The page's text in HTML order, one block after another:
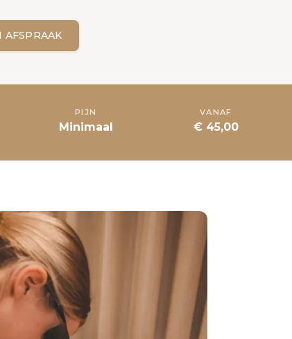
AFSPRAAK
PIJN
Minimaal
VANAF
€ 45,00